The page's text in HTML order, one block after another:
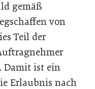
gemäß
von
Teil der
Damit ist ein
Erlaubnis nach